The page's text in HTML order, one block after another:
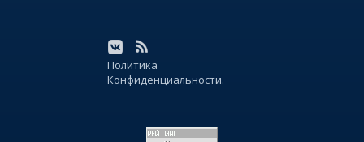
Политика
Конфиденциальности.